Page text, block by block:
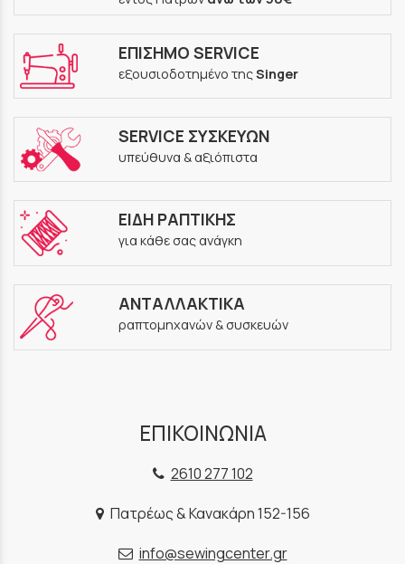
ΕΠΙΣΗΜΟ SERVICE
εξουσιοδοτημένο τηςSinger
SERVICE ΣΥΣΚΕΥΩΝ
υπεύθυνα & αξιόπιστα
ΕΙΔΗ ΡΑΠΤΙΚΗΣ
για κάθε σας ανάγκη
ΑΝΤΑΛΛΑΚΤΙΚΑ
ραπτομηχανών & συσκευών
ΕΠΙΚΟΙΝΩΝΙΑ
2610 277 102
Πατρέως & Κανακάρη 152-156
info@sewingcenter.gr